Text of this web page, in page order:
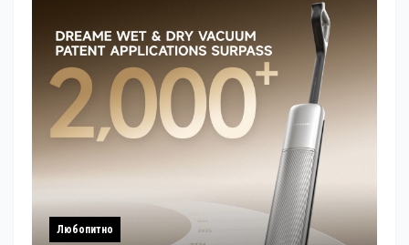
Любопитно